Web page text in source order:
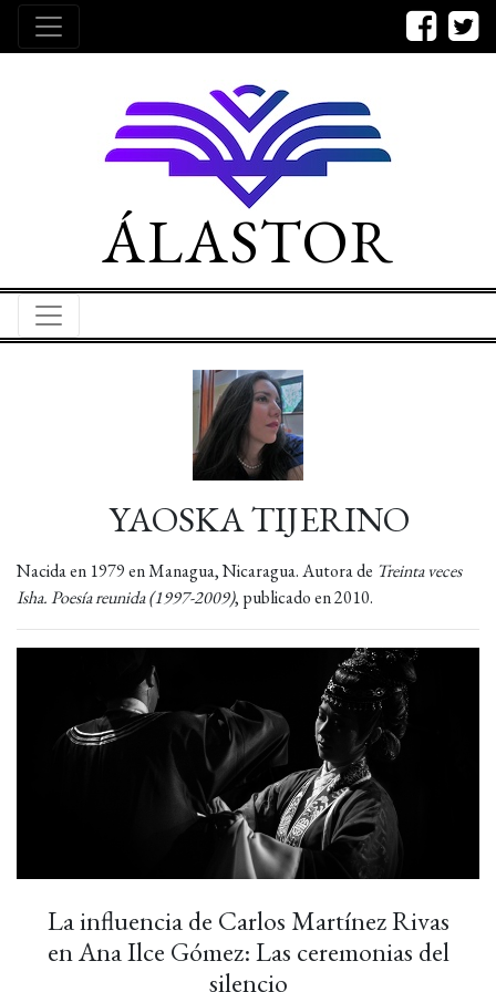
ÁLASTOR
YAOSKA TIJERINO
Nacida en 1979 en Managua, Nicaragua. Autora de Treinta veces
Isha. Poesía reunida (1997-2009), publicado en 2010.
La influencia de Carlos Martínez Rivas
en Ana Ilce Gómez: Las ceremonias del
silencio